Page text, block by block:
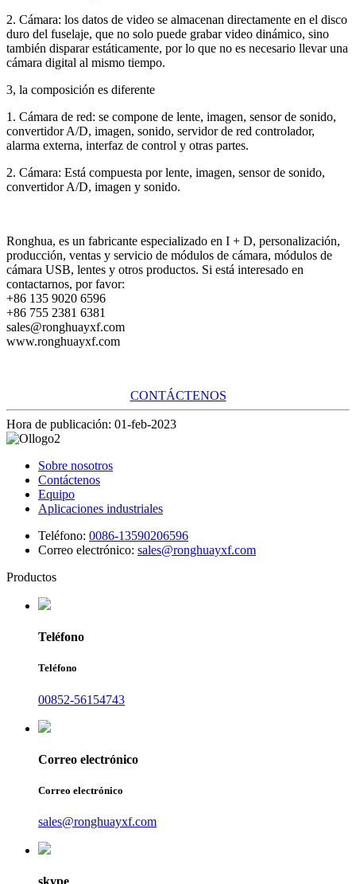
2. Cámara: los datos de video se almacenan directamente en el disco
duro del fuselaje, que no solo puede grabar video dinámico, sino
también disparar estáticamente, por lo que no es necesario llevar una
cámara digital al mismo tiempo.
3, la composición es diferente
1. Cámara de red: se compone de lente, imagen, sensor de sonido,
convertidor A/D, imagen, sonido, servidor de red controlador,
alarma externa, interfaz de control y otras partes.
2. Cámara: Está compuesta por lente, imagen, sensor de sonido,
convertidor A/D, imagen y sonido.
Ronghua, es un fabricante especializado en I + D, personalización,
producción, ventas y servicio de módulos de cámara, módulos de
cámara USB, lentes y otros productos. Si está interesado en
contactarnos, por favor:
+86 135 9020 6596
+86 755 2381 6381
sales@ronghuayxf.com
www.ronghuayxf.com
CONTÁCTENOS
Hora de publicación: 01-feb-2023
Sobre nosotros
Contáctenos
Equipo
Aplicaciones industriales
Teléfono: 0086-13590206596
Correo electrónico: sales@ronghuayxf.com
Productos
Teléfono
Teléfono
00852-56154743
Correo electrónico
Correo electrónico
sales@ronghuayxf.com